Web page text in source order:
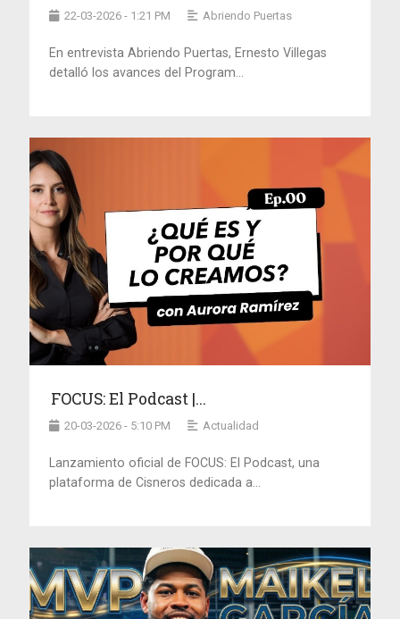
22-03-2026 - 1:21 PM Abriendo Puertas
En entrevista Abriendo Puertas, Ernesto Villegas
detalló los avances del Program...
FOCUS: El Podcast |...
20-03-2026 - 5:10 PM Actualidad
Lanzamiento oficial de FOCUS: El Podcast, una
plataforma de Cisneros dedicada a...